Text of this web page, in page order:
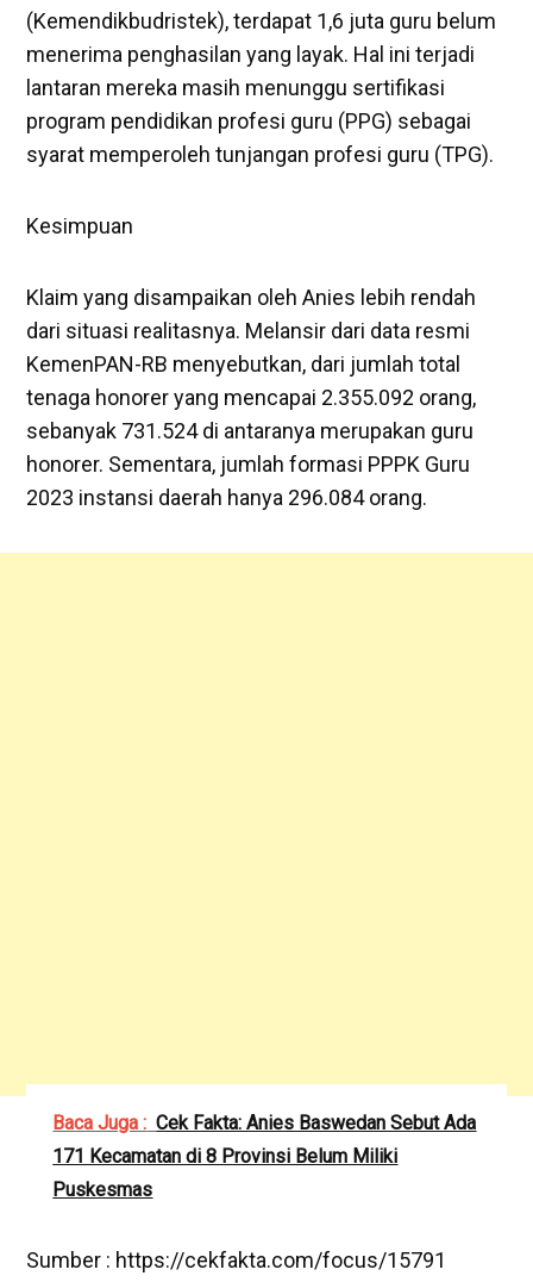
(Kemendikbudristek), terdapat 1,6 juta guru belum
menerima penghasilan yang layak. Hal ini terjadi
lantaran mereka masih menunggu sertifikasi
program pendidikan profesi guru (PPG) sebagai
syarat memperoleh tunjangan profesi guru (TPG).
Kesimpuan
Klaim yang disampaikan oleh Anies lebih rendah
dari situasi realitasnya. Melansir dari data resmi
KemenPAN-RB menyebutkan, dari jumlah total
tenaga honorer yang mencapai 2.355.092 orang,
sebanyak 731.524 di antaranya merupakan guru
honorer. Sementara, jumlah formasi PPPK Guru
2023 instansi daerah hanya 296.084 orang.
Baca Juga : Cek Fakta: Anies Baswedan Sebut Ada
171 Kecamatan di 8 Provinsi Belum Miliki
Puskesmas
Sumber : https://cekfakta.com/focus/15791